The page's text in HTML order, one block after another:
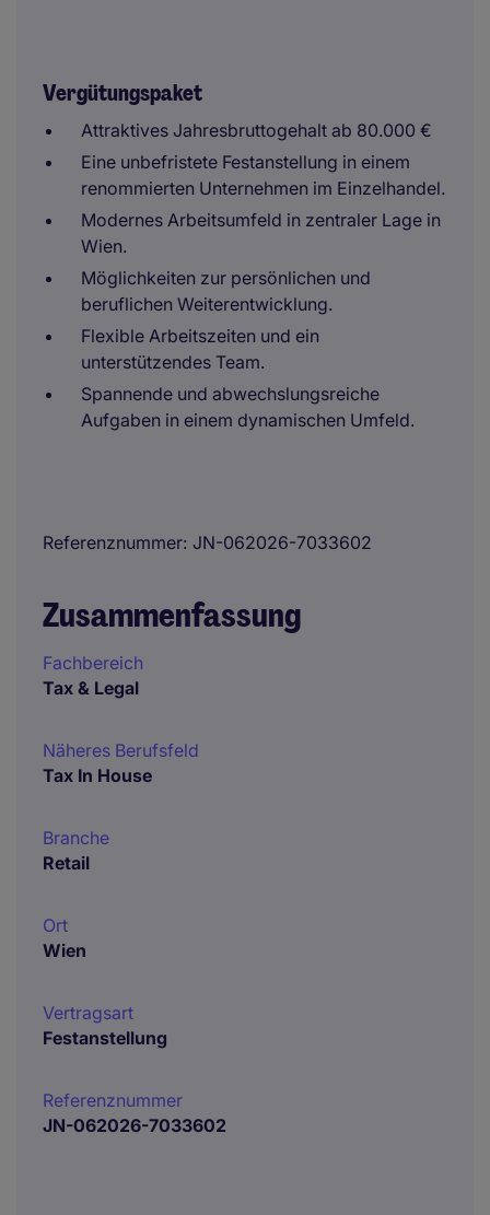
Vergütungspaket
Attraktives Jahresbruttogehalt ab 80.000 €
Eine unbefristete Festanstellung in einem
renommierten Unternehmen im Einzelhandel.
Modernes Arbeitsumfeld in zentraler Lage in
Wien.
Möglichkeiten zur persönlichen und
beruflichen Weiterentwicklung.
Flexible Arbeitszeiten und ein
unterstützendes Team.
Spannende und abwechslungsreiche
Aufgaben in einem dynamischen Umfeld.
Referenznummer JN-062026-7033602
Zusammenfassung
Fachbereich
Tax & Legal
Näheres Berufsfeld
Tax In House
Branche
Retail
Ort
Wien
Vertragsart
Festanstellung
Referenznummer
JN-062026-7033602